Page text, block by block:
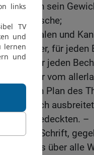
Tisch sein
Tische;
Schalen und
Becher, für jeden
für jeden
vom
er einen Plan des
die sich
bedeckten. –
in einer Schrift,
unterwies über alle